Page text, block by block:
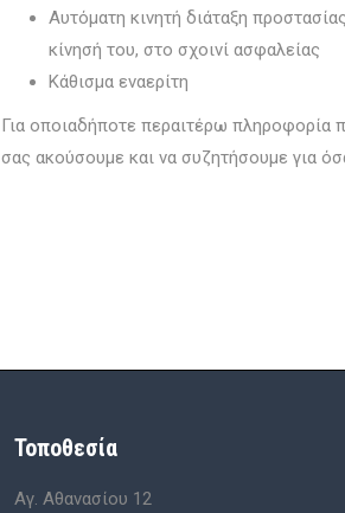
Αυτόματη κινητή διάταξη
κίνησή του, στο σχοινί ασφαλείας
Κάθισμα εναερίτη
Για οποιαδήποτε περαιτέρω πληροφορία
σας ακούσουμε και να συζητήσουμε για
Τοποθεσία
Αγ. Αθανασίου 12